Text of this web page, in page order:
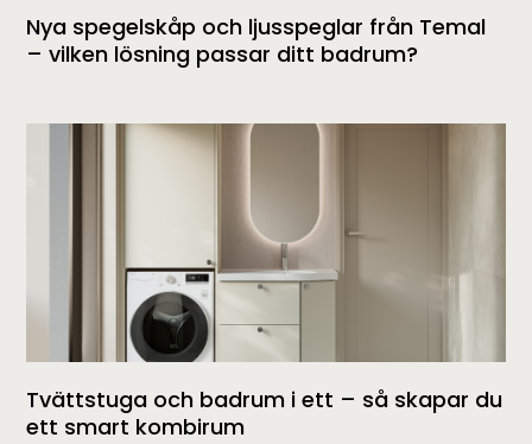
Nya spegelskåp och ljusspeglar från Temal
– vilken lösning passar ditt badrum?
Tvättstuga och badrum i ett – så skapar du
ett smart kombirum